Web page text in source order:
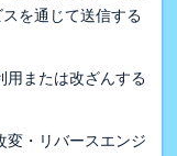
を通じて送信する
用または改ざんする
変・リバースエンジ